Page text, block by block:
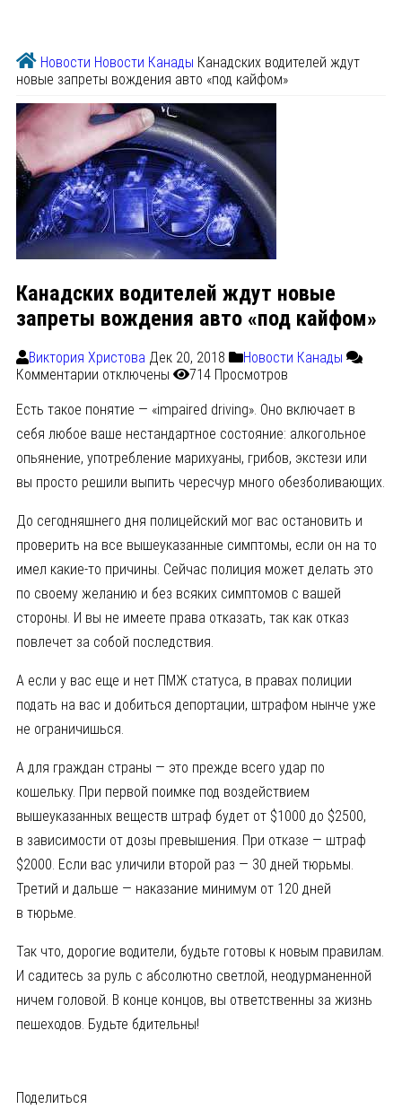
Новости Новости Канады Канадских водителей ждут
новые запреты вождения авто «под кайфом»
Канадских водителей ждут новые
запреты вождения авто «под кайфом»
Виктория Христова Дек 20, 2018
Новости Канады
Комментарии отключены 714 Просмотров
Есть такое понятие — «impaired driving». Оно включает в
себя любое ваше нестандартное состояние: алкогольное
опьянение, употребление марихуаны, грибов, экстези или
вы просто решили выпить чересчур много обезболивающих.
До сегодняшнего дня полицейский мог вас остановить и
проверить на все вышеуказанные симптомы, если он на то
имел какие-то причины. Сейчас полиция может делать это
по своему желанию и без всяких симптомов с вашей
стороны. И вы не имеете права отказать, так как отказ
повлечет за собой последствия.
А если у вас еще и нет ПМЖ статуса, в правах полиции
подать на вас и добиться депортации, штрафом нынче уже
не ограничишься.
А для граждан страны — это прежде всего удар по
кошельку. При первой поимке под воздействием
вышеуказанных веществ штраф будет от $1000 до $2500,
в зависимости от дозы превышения. При отказе — штраф
$2000. Если вас уличили второй раз — 30 дней тюрьмы.
Третий и дальше — наказание минимум от 120 дней
в тюрьме.
Так что, дорогие водители, будьте готовы к новым правилам.
И садитесь за руль с абсолютно светлой, неодурманенной
ничем головой. В конце концов, вы ответственны за жизнь
пешеходов. Будьте бдительны!
Поделиться